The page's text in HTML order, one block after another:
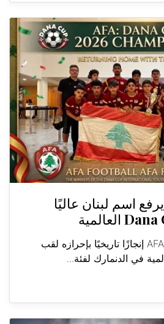
AFA Lebanon يرفع اسم لبنان عاليًا
حقق فريق AFA Lebanon إنجازًا تاريخيًا بإحرازه لقب